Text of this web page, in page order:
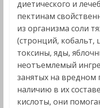
диетического и
пектинам
из организма соли
(стронций, кобальт,
токсины, яды,
неотъемлемый
занятых на вредном
наличию в их
кислоты, они